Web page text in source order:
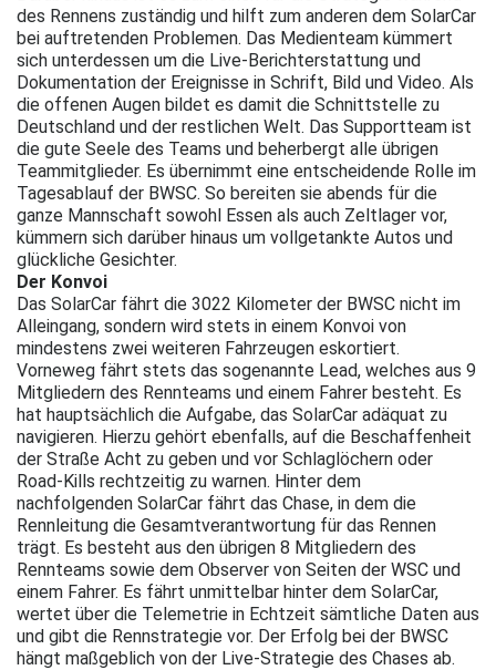
des Rennens zuständig und hilft zum anderen dem SolarCar
bei auftretenden Problemen. Das Medienteam kümmert
sich unterdessen um die Live-Berichterstattung und
Dokumentation der Ereignisse in Schrift, Bild und Video. Als
die offenen Augen bildet es damit die Schnittstelle zu
Deutschland und der restlichen Welt. Das Supportteam ist
die gute Seele des Teams und beherbergt alle übrigen
Teammitglieder. Es übernimmt eine entscheidende Rolle im
Tagesablauf der BWSC. So bereiten sie abends für die
ganze Mannschaft sowohl Essen als auch Zeltlager vor,
kümmern sich darüber hinaus um vollgetankte Autos und
glückliche Gesichter.
Der Konvoi
Das SolarCar fährt die 3022 Kilometer der BWSC nicht im
Alleingang, sondern wird stets in einem Konvoi von
mindestens zwei weiteren Fahrzeugen eskortiert.
Vorneweg fährt stets das sogenannte Lead, welches aus 9
Mitgliedern des Rennteams und einem Fahrer besteht. Es
hat hauptsächlich die Aufgabe, das SolarCar adäquat zu
navigieren. Hierzu gehört ebenfalls, auf die Beschaffenheit
der Straße Acht zu geben und vor Schlaglöchern oder
Road-Kills rechtzeitig zu warnen. Hinter dem
nachfolgenden SolarCar fährt das Chase, in dem die
Rennleitung die Gesamtverantwortung für das Rennen
trägt. Es besteht aus den übrigen 8 Mitgliedern des
Rennteams sowie dem Observer von Seiten der WSC und
einem Fahrer. Es fährt unmittelbar hinter dem SolarCar,
wertet über die Telemetrie in Echtzeit sämtliche Daten aus
und gibt die Rennstrategie vor. Der Erfolg bei der BWSC
hängt maßgeblich von der Live-Strategie des Chases ab.